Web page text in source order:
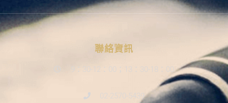
聯絡資訊
9：30-12：00；13：30-18：00
02-2570-5439